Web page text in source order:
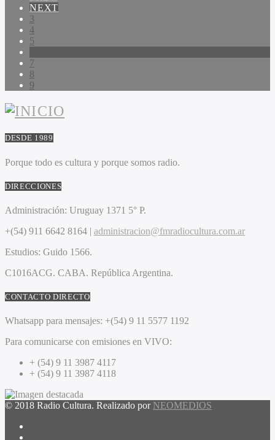
NEXT
3
4
5
7
8
9
DESDE 1989
Porque todo es cultura y porque somos radio.
DIRECCIONES
Administración: Uruguay 1371 5° P.
+(54) 911 6642 8164 | administracion@fmradiocultura.com.ar
Estudios: Guido 1566.
C1016ACG. CABA. República Argentina.
CONTACTO DIRECTO
Whatsapp para mensajes: +(54) 9 11 5577 1192
Para comunicarse con emisiones en VIVO:
+ (54) 9 11 3987 4117
+ (54) 9 11 3987 4118
© 2018 Radio Cultura. Realizado por NEOMEDIOS